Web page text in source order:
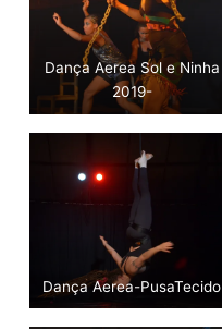
Dança Aerea Sol e Ninha
2019-
Dança Aerea-PusaTecido